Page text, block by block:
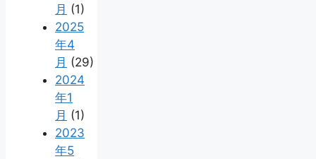
月 (1)
2025
年4
月 (29)
2024
年1
月 (1)
2023
年5